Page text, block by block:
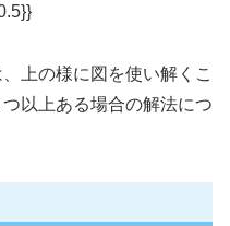
上の様に図を使い解くこ
以上ある場合の解法につ